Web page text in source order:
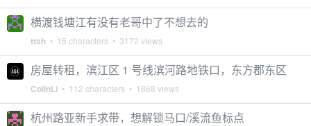
横渡钱塘江有没有老哥中了不想去的
ttsh • 15 characters • 3172 views
房屋转租，滨江区 1 号线滨河路地铁口，东方郡东区
ColinLi • 112 characters • 1868 views
杭州路亚新手求带，想解锁马口/溪流鱼标点